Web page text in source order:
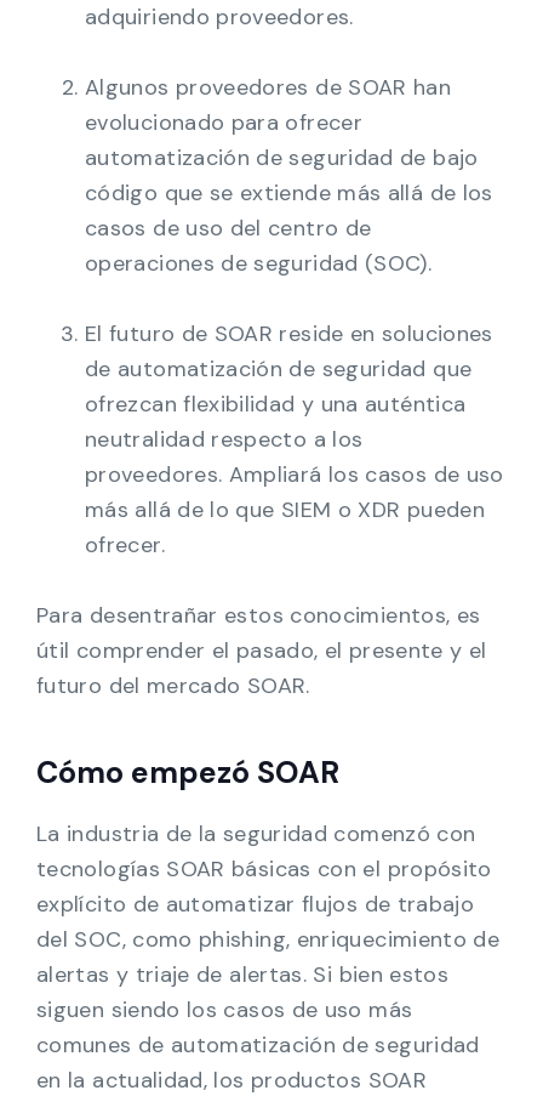
adquiriendo proveedores.
Algunos proveedores de SOAR han
evolucionado para ofrecer
automatización de seguridad de bajo
código que se extiende más allá de los
casos de uso del centro de
operaciones de seguridad (SOC).
El futuro de SOAR reside en soluciones
de automatización de seguridad que
ofrezcan flexibilidad y una auténtica
neutralidad respecto a los
proveedores. Ampliará los casos de uso
más allá de lo que SIEM o XDR pueden
ofrecer.
Para desentrañar estos conocimientos, es
útil comprender el pasado, el presente y el
futuro del mercado SOAR.
Cómo empezó SOAR
La industria de la seguridad comenzó con
tecnologías SOAR básicas con el propósito
explícito de automatizar flujos de trabajo
del SOC, como phishing, enriquecimiento de
alertas y triaje de alertas. Si bien estos
siguen siendo los casos de uso más
comunes de automatización de seguridad
en la actualidad, los productos SOAR